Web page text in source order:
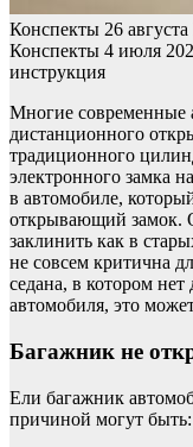
Конспекты 26 августа
Конспекты 4 июля
инструкция
Многие современные
дистанционного
традиционного
электронного замка
в автомобиле,
открывающий замок.
заклинить как в
не совсем критична
седана, в котором нет
автомобиля, это
Багажник не
Ели багажник
причиной могут быть: